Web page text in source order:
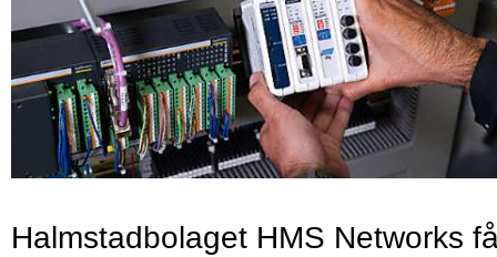
Halmstadbolaget HMS Networks